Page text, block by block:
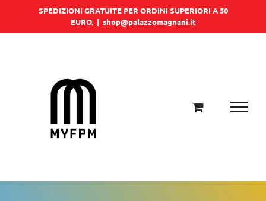
SPEDIZIONI GRATUITE PER ORDINI SUPERIORI A 50
EURO. | shop@palazzomagnani.it